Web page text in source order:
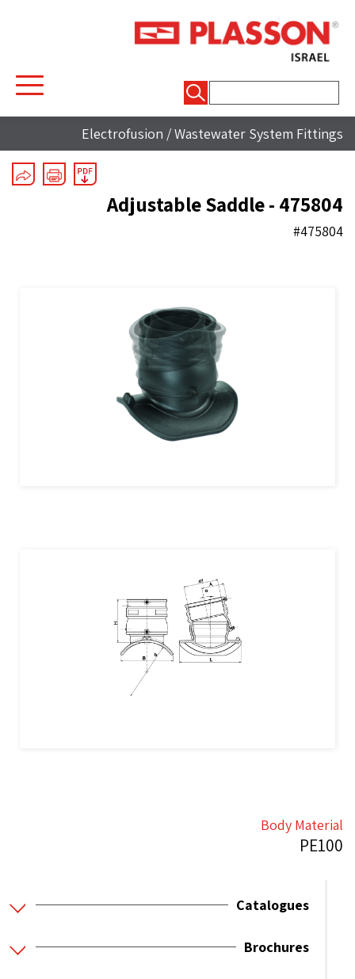
Electrofusion /Wastewater System Fittings
Adjustable Saddle - 475804
#475804
Body Material
PE100
Catalogues
Brochures